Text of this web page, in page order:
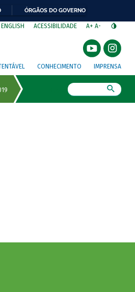
ÓRGÃOS DO GOVERNO
ENGLISH ACESSIBILIDADE A+ A-
CONHECIMENTO IMPRENSA